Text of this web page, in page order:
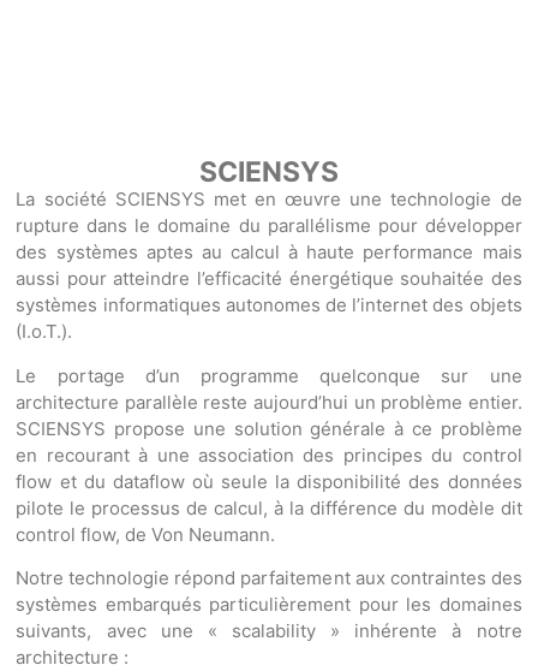
SCIENSYS
La société SCIENSYS met en œuvre une technologie de
rupture dans le domaine du parallélisme pour développer
des systèmes aptes au calcul à haute performance mais
aussi pour atteindre l’efficacité énergétique souhaitée des
systèmes informatiques autonomes de l’internet des objets
(I.o.T.).
Le portage d’un programme quelconque sur une
architecture parallèle reste aujourd’hui un problème entier.
SCIENSYS propose une solution générale à ce problème
en recourant à une association des principes du control
flow et du dataflow où seule la disponibilité des données
pilote le processus de calcul, à la différence du modèle dit
control flow, de Von Neumann.
Notre technologie répond parfaitement aux contraintes des
systèmes embarqués particulièrement pour les domaines
suivants, avec une « scalability » inhérente à notre
architecture :